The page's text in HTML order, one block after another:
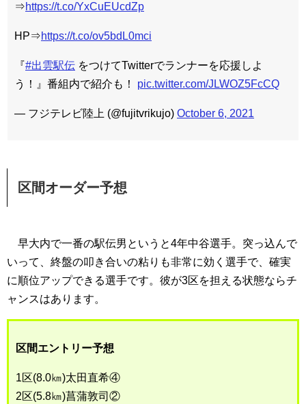
⇒https://t.co/YxCuEUcdZp
HP⇒https://t.co/ov5bdL0mci
『#出雲駅伝 をつけてTwitterでランナーを応援しよ
う！』番組内で紹介も！ pic.twitter.com/JLWOZ5FcCQ
— フジテレビ陸上 (@fujitvrikujo) October 6, 2021
区間オーダー予想
早大内で一番の駅伝男というと4年中谷選手。突っ込んで
いって、終盤の叩き合いの粘りも非常に効く選手で、確実
に順位アップできる選手です。彼が3区を担える状態ならチ
ャンスはあります。
区間エントリー予想
1区(8.0㎞)太田直希④
2区(5.8㎞)菖蒲敦司②